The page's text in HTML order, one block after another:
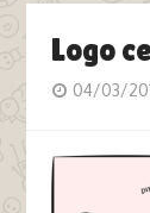
Logo
04/03/